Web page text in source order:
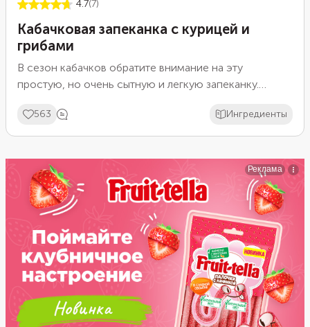
4.7(7)
Кабачковая запеканка с курицей и
грибами
В сезон кабачков обратите внимание на эту
простую, но очень сытную и легкую запеканку.
филе и шампиньоны. Мелко нарежьте мясо и грибы,
обжарьте с луком и морковью и смешайте с
запеките под аппетитной сырной корочкой.
563 Ингредиенты